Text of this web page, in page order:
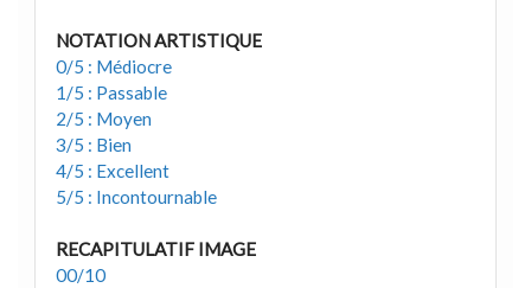
NOTATION ARTISTIQUE
0/5 : Médiocre
1/5 : Passable
2/5 : Moyen
3/5 : Bien
4/5 : Excellent
5/5 : Incontournable
RECAPITULATIF IMAGE
00/10